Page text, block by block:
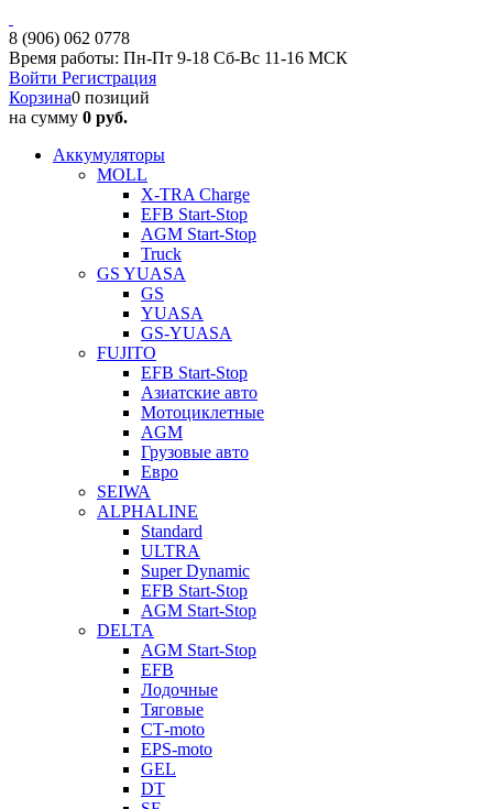
8 (906) 062 0778
Время работы: Пн-Пт 9-18 Сб-Вс 11-16 МСК
Войти Регистрация
Корзина0 позиций
на сумму 0 руб.
Аккумуляторы
MOLL
X-TRA Charge
EFB Start-Stop
AGM Start-Stop
Truck
GS YUASA
GS
YUASA
GS-YUASA
FUJITO
EFB Start-Stop
Азиатские авто
Мотоциклетные
AGM
Грузовые авто
Евро
SEIWA
ALPHALINE
Standard
ULTRA
Super Dynamic
EFB Start-Stop
AGM Start-Stop
DELTA
AGM Start-Stop
EFB
Лодочные
Тяговые
СТ-moto
EPS-moto
GEL
DT